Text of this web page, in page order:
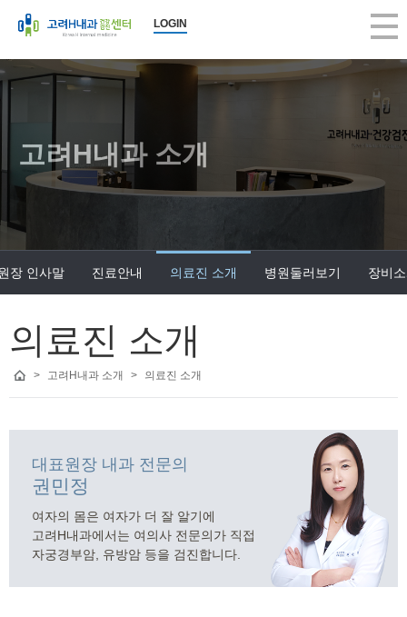
2026-08-08 00:21:54
고려H내과
고려H내과는 생활수준의 향상과 인구의 고령화로 인해 성인병 등 내
고려H내과는 국민건강보험공단 (일반검진, 암검진, 생애전환기)뿐 아
고려H내과는 지역주민의 많은 관심과 사랑으로 지금의 모습으로 성장
앞으로도 한결같은 마음으로 여러분의 건강을 책임지는 편안한 병원이
진료 항목 : 종합검진, 건강검진, 내시경, 초음파, 내과, 수액
건강검진 - 공단검진, 생애전환기검진, 5대암검진, 학생검진, 개인종합
내시경 - 위/대장 내시경, 당일 대장내시경, 당일 용종절제술, 수면 내시경
내과 진료 - 당뇨병, 고혈압, 갑상선, 소화기, 호흡기, 순환기, 골다공증,
휴무일 : 일요일, 공휴일 휴진
센터 소개
- 최고 사양의 의료장비로 안전하고 정밀하게 검사합니다.
- 소화기 내과 분과 전문의, 내시경 전문의가 직접 시술하고 진료합니다.
LOGIN
고려H내과 소개
장 인사말 진료안내 의료진 소개 병원둘러보기 장비
의료진 소개
> 고려H내과 소개 > 의료진 소개
대표원장 내과 전문의
권민정
여자의 몸은 여자가 더 잘 알기에
고려H내과에서는 여의사 전문의가 직접
자궁경부암, 유방암 등을 검진합니다.